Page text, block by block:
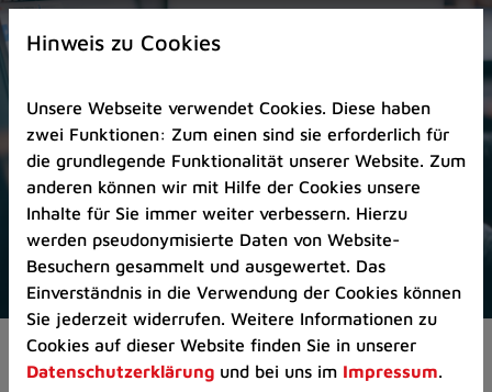
Zur
Startseite
Zum
Seitenanfang
springen
(Schnelltaste
A)
Zur
Navigation/Menü
springen
(Schnelltaste
M)
Zur
Aktuelles Pressemitteilungen
Hinweis zu Cookies
Unsere Webseite verwendet Cookies. Diese haben
zwei Funktionen: Zum einen sind sie erforderlich für
die grundlegende Funktionalität unserer Website. Zum
anderen können wir mit Hilfe der Cookies unsere
Inhalte für Sie immer weiter verbessern. Hierzu
werden pseudonymisierte Daten von Website-
Besuchern gesammelt und ausgewertet. Das
Einverständnis in die Verwendung der Cookies können
Sie jederzeit widerrufen. Weitere Informationen zu
Cookies auf dieser Website finden Sie in unserer
Datenschutzerklärung und bei uns im Impressum.